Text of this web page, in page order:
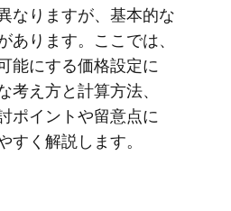
なりますが、​基本的な​
あります。​ここでは、​
能に​する​価格設定に​
考え方と​計算方​法、​
ポイントや​留意点に​
すく​解説します。